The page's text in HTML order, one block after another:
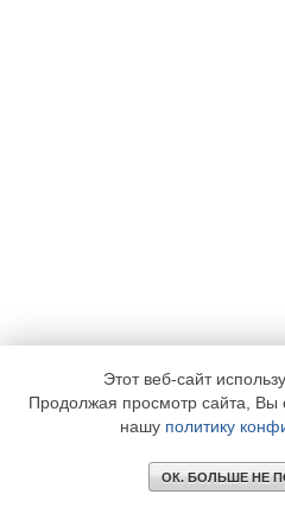
Этот веб-сайт
Продолжая просмотр сайта, Вы
нашу политику
ОК. БОЛЬШЕ НЕ